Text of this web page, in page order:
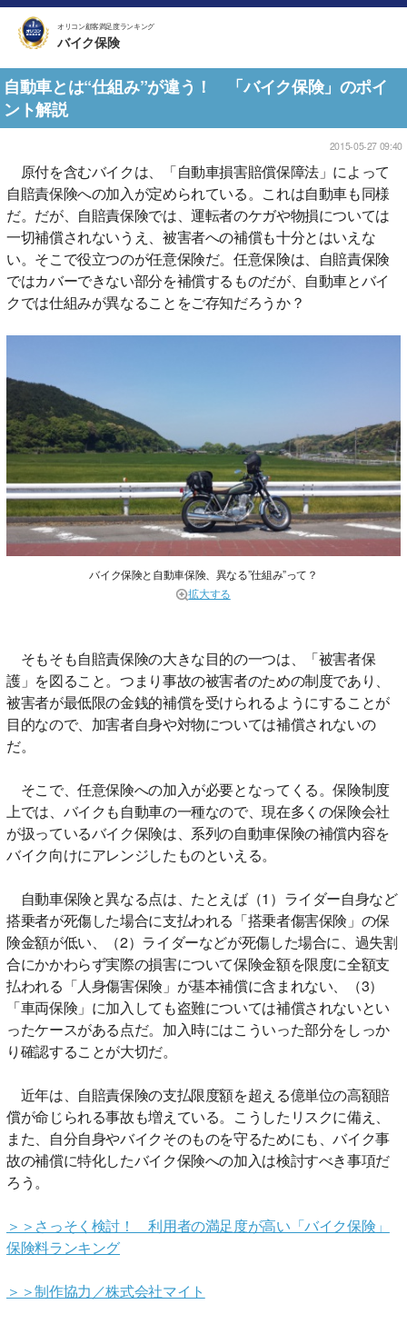
オリコン顧客満足度ランキング
バイク保険
自動車とは“仕組み”が違う！ 「バイク保険」のポイ
ント解説
2015-05-27 09:40
原付を含むバイクは、「自動車損害賠償保障法」によって
自賠責保険への加入が定められている。これは自動車も同様
だ。だが、自賠責保険では、運転者のケガや物損については
一切補償されないうえ、被害者への補償も十分とはいえな
い。そこで役立つのが任意保険だ。任意保険は、自賠責保険
ではカバーできない部分を補償するものだが、自動車とバイ
クでは仕組みが異なることをご存知だろうか？
バイク保険と自動車保険、異なる”仕組み”って？
拡大する
そもそも自賠責保険の大きな目的の一つは、「被害者保
護」を図ること。つまり事故の被害者のための制度であり、
被害者が最低限の金銭的補償を受けられるようにすることが
目的なので、加害者自身や対物については補償されないの
だ。
そこで、任意保険への加入が必要となってくる。保険制度
上では、バイクも自動車の一種なので、現在多くの保険会社
が扱っているバイク保険は、系列の自動車保険の補償内容を
バイク向けにアレンジしたものといえる。
自動車保険と異なる点は、たとえば（1）ライダー自身など
搭乗者が死傷した場合に支払われる「搭乗者傷害保険」の保
険金額が低い、（2）ライダーなどが死傷した場合に、過失割
合にかかわらず実際の損害について保険金額を限度に全額支
払われる「人身傷害保険」が基本補償に含まれない、（3）
「車両保険」に加入しても盗難については補償されないとい
ったケースがある点だ。加入時にはこういった部分をしっか
り確認することが大切だ。
近年は、自賠責保険の支払限度額を超える億単位の高額賠
償が命じられる事故も増えている。こうしたリスクに備え、
また、自分自身やバイクそのものを守るためにも、バイク事
故の補償に特化したバイク保険への加入は検討すべき事項だ
ろう。
＞＞さっそく検討！ 利用者の満足度が高い「バイク保険」
保険料ランキング
＞＞制作協力／株式会社マイト